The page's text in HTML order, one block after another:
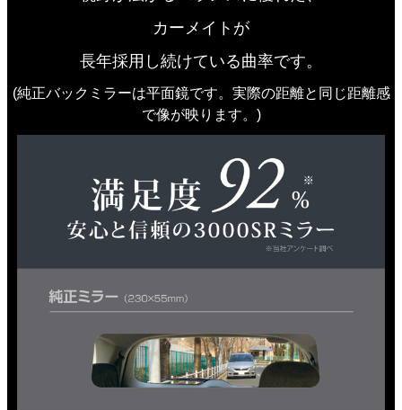
カーメイトが
長年採用し続けている曲率です。
(純正バックミラーは平面鏡です。実際の距離と同じ距離感
で像が映ります。)